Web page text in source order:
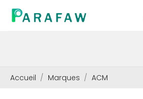
Accueil Marques ACM